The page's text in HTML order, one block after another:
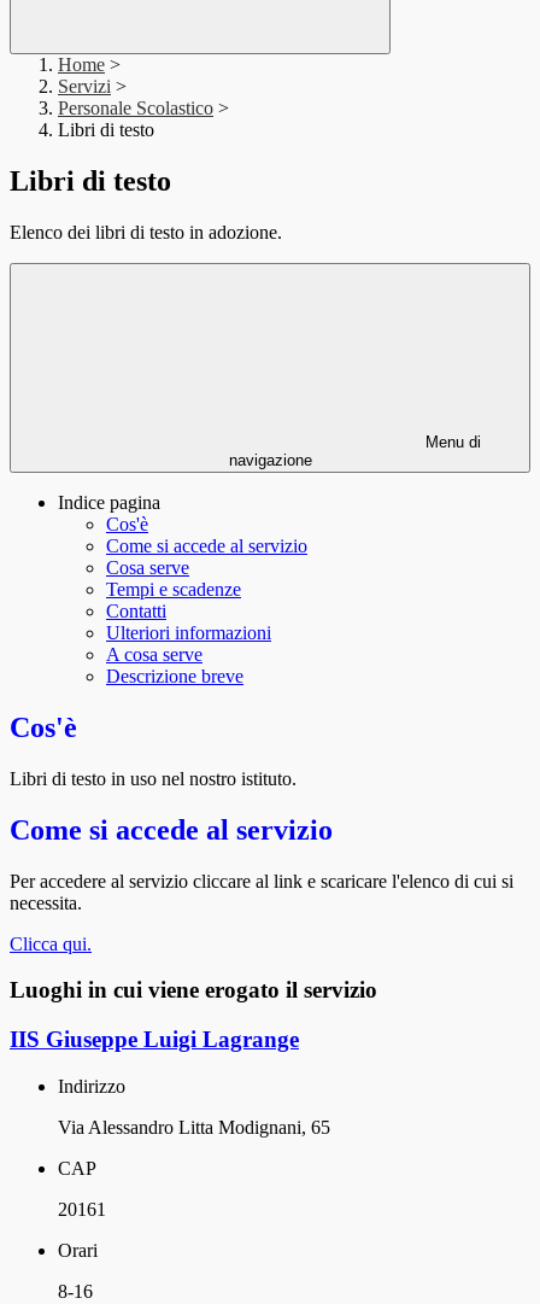
Home >
Servizi >
Personale Scolastico >
Libri di testo
Libri di testo
Elenco dei libri di testo in adozione.
Menu di
navigazione
Indice pagina
Cos'è
Come si accede al servizio
Cosa serve
Tempi e scadenze
Contatti
Ulteriori informazioni
A cosa serve
Descrizione breve
Cos'è
Libri di testo in uso nel nostro istituto.
Come si accede al servizio
Per accedere al servizio cliccare al link e scaricare l'elenco di cui si
necessita.
Clicca qui.
Luoghi in cui viene erogato il servizio
IIS Giuseppe Luigi Lagrange
Indirizzo
Via Alessandro Litta Modignani, 65
CAP
20161
Orari
8-16